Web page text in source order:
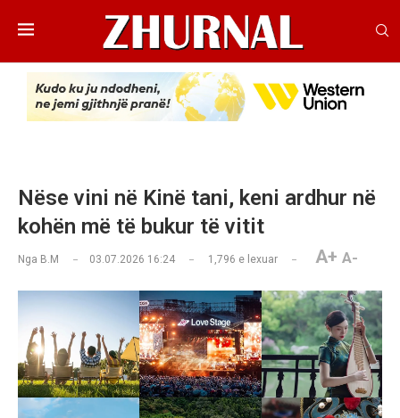
Nëse vini në Kinë tani, keni ardhur në
kohën më të bukur të vitit
Nga B.M 03.07.2026 16:24 1,796 e lexuar A+ A-